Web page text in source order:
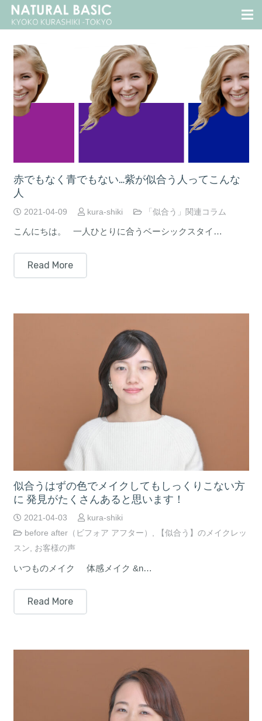
赤でもなく青でもない…紫が似合う人ってこんな
人
2021-04-09 kura-shiki 「似合う」関連コラム
こんにちは。 一人ひとりに合うベーシックスタイ…
Read More
似合うはずの色でメイクしてもしっくりこない方
に 発見がたくさんあると思います！
2021-04-03
kura-shiki
before after（ビフォア アフター） ,
【似合う】のメイクレッ
スン, お客様の声
いつものメイク 体感メイク &n…
Read More